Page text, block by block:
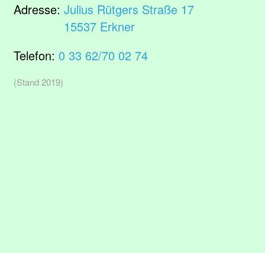
Adresse: Julius Rütgers Straße 17
15537 Erkner
Telefon: 0 33 62/70 02 74
(Stand 2019)